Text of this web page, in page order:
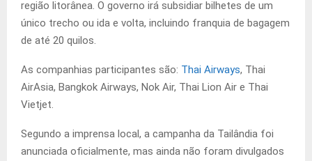
região litorânea. O governo irá subsidiar bilhetes de um
único trecho ou ida e volta, incluindo franquia de bagagem
de até 20 quilos.
As companhias participantes são: Thai Airways, Thai
AirAsia, Bangkok Airways, Nok Air, Thai Lion Air e Thai
Vietjet.
Segundo a imprensa local, a campanha da Tailândia foi
anunciada oficialmente, mas ainda não foram divulgados